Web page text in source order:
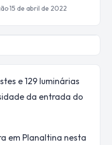
·15 de abril de 2022
e 129 luminárias
da entrada do
em Planaltina nesta